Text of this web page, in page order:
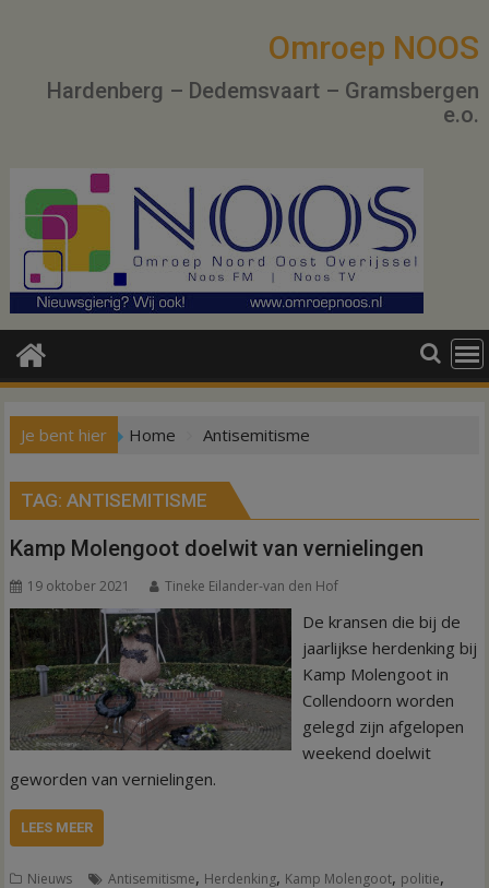
Omroep NOOS
Hardenberg – Dedemsvaart – Gramsbergen
e.o.
Je bent hier Home Antisemitisme
TAG:ANTISEMITISME
Kamp Molengoot doelwit van vernielingen
19 oktober 2021 Tineke Eilander-van den Hof
De kransen die bij de
jaarlijkse herdenking bij
Kamp Molengoot in
Collendoorn worden
gelegd zijn afgelopen
weekend doelwit
geworden van vernielingen.
LEES MEER
Nieuws Antisemitisme, Herdenking, Kamp Molengoot, politie,